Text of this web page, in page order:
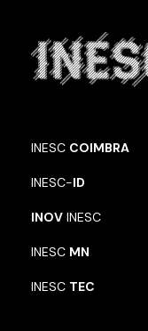
INESC COIMBRA
INESC-ID
INOV INESC
INESC MN
INESC TEC